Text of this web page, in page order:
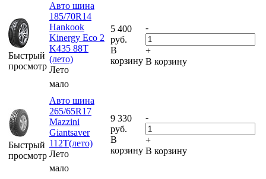
Быстрый
просмотр
Авто шина
185/70R14
Hankook
Kinergy Eco 2
K435 88T
(лето)
Лето
мало
5 400
руб.
В
корзину
-
+
В корзину
Быстрый
просмотр
Авто шина
265/65R17
Mazzini
Giantsaver
112T(лето)
Лето
мало
9 330
руб.
В
корзину
-
+
В корзину